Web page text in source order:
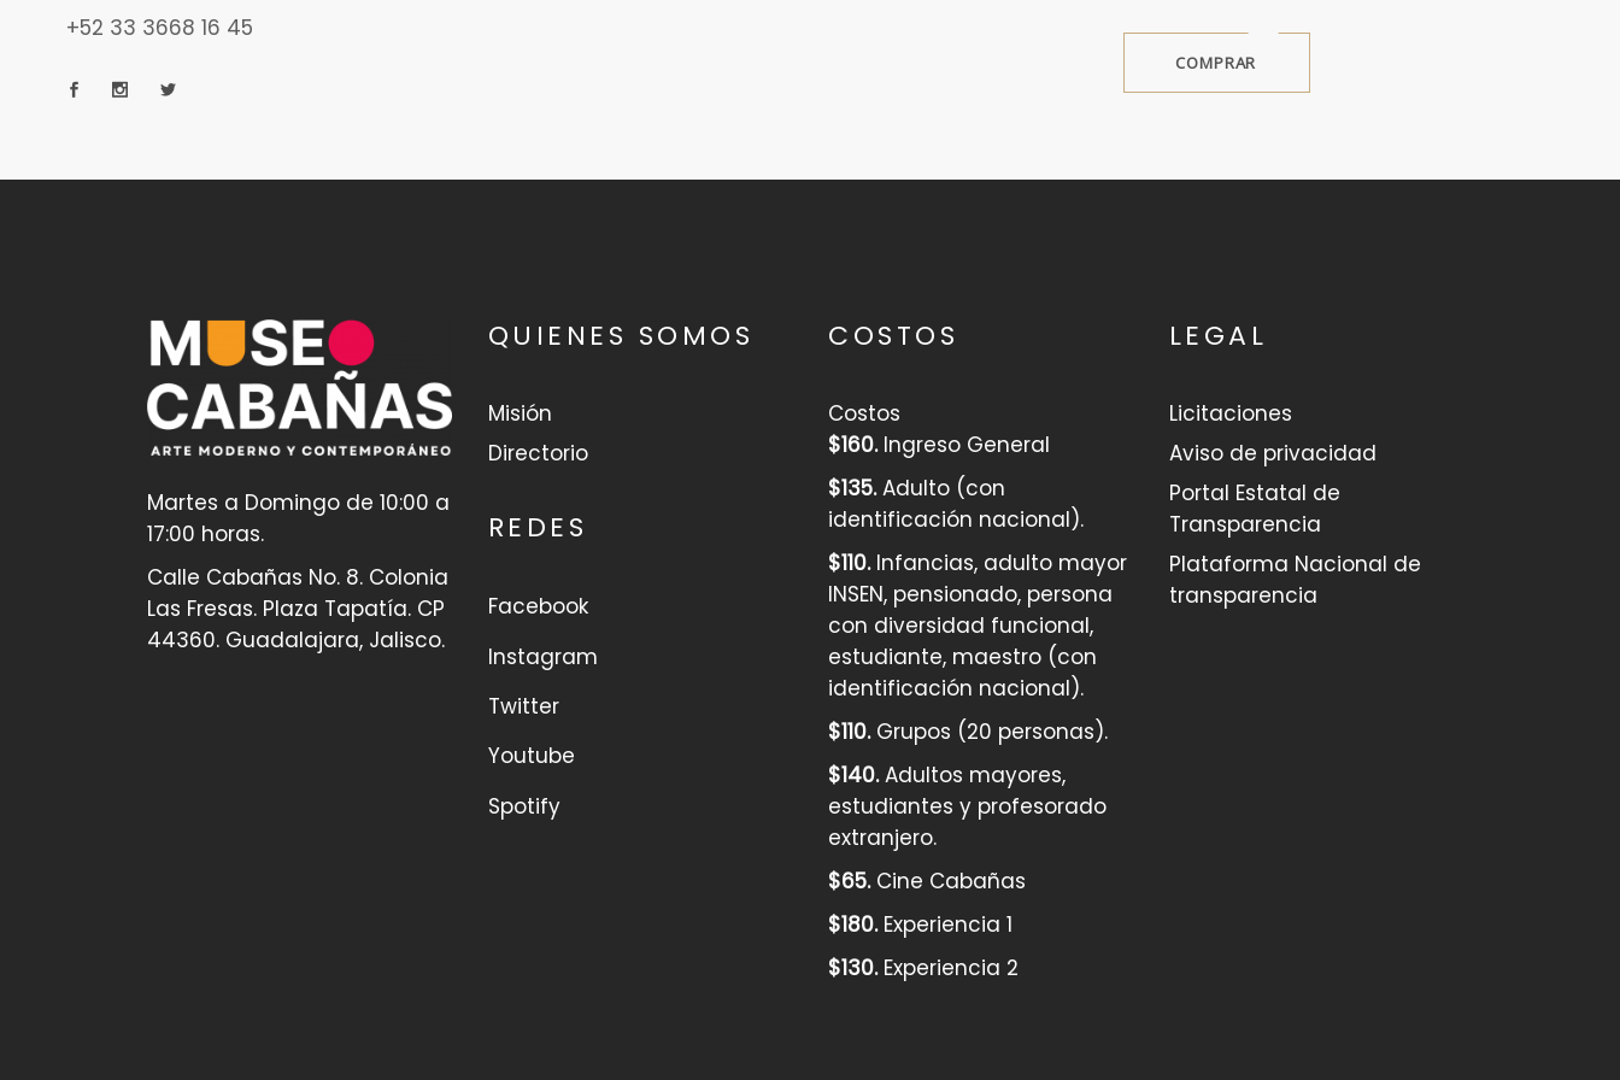
+52 33 3668 16 45
COMPRAR
Martes a Domingo de 10:00 a
17:00 horas.
Calle Cabañas No. 8. Colonia
Las Fresas. Plaza Tapatía. CP
44360. Guadalajara, Jalisco.
QUIENES SOMOS
Misión
Directorio
REDES
Facebook
Instagram
Twitter
Youtube
Spotify
COSTOS
Costos
$160.Ingreso General
$135.Adulto (con
identificación nacional).
$110.Infancias, adulto mayor
INSEN, pensionado, persona
con diversidad funcional,
estudiante, maestro (con
identificación nacional).
$110.Grupos (20 personas).
$140.Adultos mayores,
estudiantes y profesorado
extranjero.
$65.Cine Cabañas
$180.Experiencia 1
$130.Experiencia 2
LEGAL
Licitaciones
Aviso de privacidad
Portal Estatal de
Transparencia
Plataforma Nacional de
transparencia